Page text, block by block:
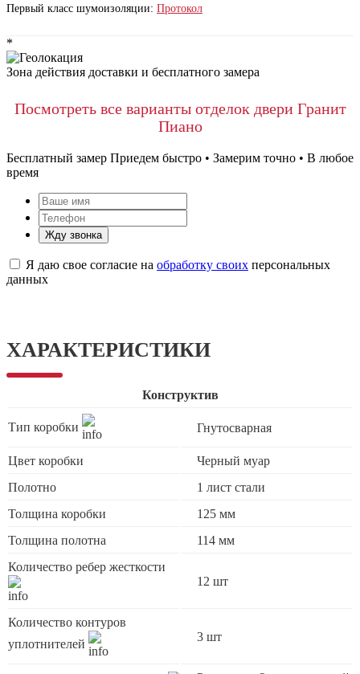
Первый класс шумоизоляции: Протокол
*
Зона действия доставки и бесплатного замера
Посмотреть все варианты отделок двери Гранит
Пиано
Бесплатный замер Приедем быстро • Замерим точно • В любое
время
Жду звонка
Я даю свое согласие на обработку своих персональных
данных
ХАРАКТЕРИСТИКИ
Конструктив
Тип коробки Гнутосварная
Цвет коробки
Черный муар
Полотно
1 лист стали
Толщина коробки
125 мм
Толщина полотна
114 мм
Количество ребер жесткости
12 шт
Количество контуров
уплотнителей
3 шт